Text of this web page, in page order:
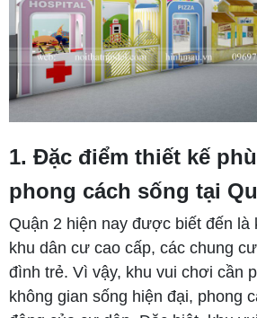
1. Đặc điểm thiết kế
phong cách sống tại
Quận 2 hiện nay được biết đến là
khu dân cư cao cấp, các chung
đình trẻ. Vì vậy, khu vui chơi cần
không gian sống hiện đại, phong